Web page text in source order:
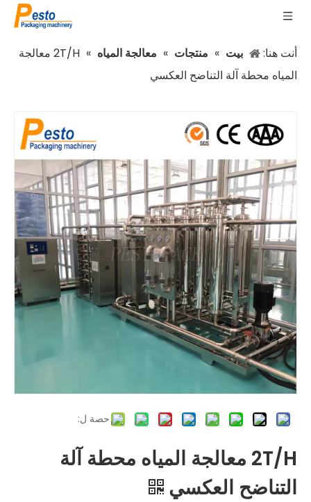
أنت هنا: بيت » منتجات » معالجة المياه »
2T/H معالجة
المياه محطة آلة التناضح العكسي
حصة ل:
2T/H معالجة المياه محطة آلة
التناضح العكسي